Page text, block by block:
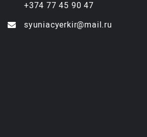
+374 77 45 90 47
syuniacyerkir@mail.ru